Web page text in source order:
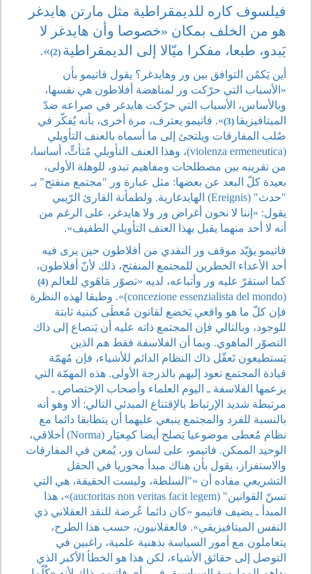
فيلسوف كاره للديمقراطية مثل مارتن هايدغر
هو من الخلف بمكان «خصوصا وأن هايدغر لا
يَبدو، طبعا، مفكرا ميّالا إلى الديمقراطية (2)
».
أين يَكمُن التوافق بين ور وهايدغر؟ يقول فاتيمو بأن
«الأسباب التي حرّكت ور لمناهضة أفلاطون هي نفسها،
وبالأساس، الأسباب التي حرّكت هايدغر في صراعه ضدّ
الميتافيزيقا (3)
». فاتيمو يعترف، مرة أخرى، بأنه يُفكّر في
صُلب المفارقات ويلتجئ إلى ما أسماه بالعنف التأويلي
(violenza ermeneutica)، وهذا العنف التأويلي مُتأتٍّ، أساسا،
من تقريبه بين مصطلحات ومفاهيم تبدو، للوهلة الأولى،
بعيدة كلّ البعد عن بعضها: مثل عبارة ور "مجتمع منفتح" بـ
"حدث" (Ereignis) الهايدغارية. ولطمأنة القارئ الرّيبي
يقول: «إننا لا نخون أغراض ور ولا هايدغر، على الرغم من
أنه لا أحد منهما يقبل بهذا العنف التأويلي الطفيف».
فاتيمو يؤيّد موقف ور النقدي من أفلاطون حين يرى فيه
أحد الأعداء الخطرين للمجتمع المنفتح، ذلك لأنّ أفلاطون،
كما استقرّ عليه ور وأتباعه، لديه «تصوّر مَاهَوي للعالم (4)
(concezione essenzialista del mondo)». وطبقا لهذه النظرة
فإن كلّ ما هو واقعي يَخضع لقانون مُعطَى كبنية ثابتة
للوجود، وبالتالي فإن المجتمع ذاته عليه أن يَنصاع إلى ذاك
التصوّر الماهوي. وبما أن الفلاسفة فقط هم الذين
يَستطيعون تَعقّل ذاك النظام الدائم للأشياء، فإن مُهمّة
قيادة المجتمع تعود إليهم بالدرجة الأولى. هذه المهمّة التي
يزعمها الفلاسفة ـ اليوم العلماء وأصحاب الإختصاص ـ
مرتبطة شديد الإرتباط بالإقتناع المبدئي التالي: ألا وهو أنه
بالنسبة للفرد والمجتمع ينبغي عليهما أن يتطابقا دائما مع
نظام مُعطى موضوعيا يَصلح أيضا كمِعيَار (Norma) أخلاقي،
الوحيد الممكن. فاتيمو، على لسان ور، يُمعن في المفارقات
والاستفزاز، يقول بأن هناك مبدأ محوريا في الحقل
التشريعي مفاده أن «"السلطة، وليست الحقيقة، هي التي
تسنّ القوانين" (auctoritas non veritas facit legem)»، هذا
المبدأ ـ يضيف فاتيمو «كان دائما عُرضة للنقد العقلاني ذي
النفس الميتافيزيقي». فالعقلانيون، حسب هذا الطرح،
يتعاملون مع أمور السياسة بذهنية علمية، راغبين في
التوصل إلى حقائق الأشياء، لكن هذا هو الخطأ الأكبر الذي